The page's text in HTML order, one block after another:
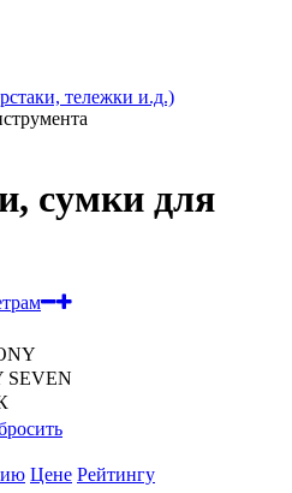
тележки и.д.)
сумки для
SEVEN
Цене Рейтингу